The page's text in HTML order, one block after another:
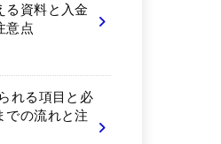
る資料と入金
意点
れる項目と必
での流れと注